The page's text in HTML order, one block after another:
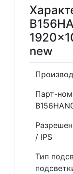
new
Парт-
/ IPS
Тип